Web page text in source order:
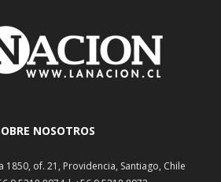
NOSOTROS
1850, of. 21, Providencia, Santiago, Chile